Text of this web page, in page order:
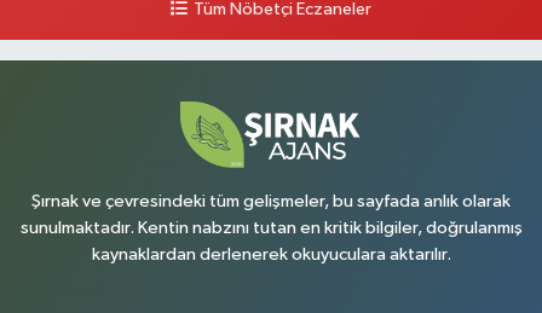
Tüm Nöbetçi Eczaneler
Şırnak ve çevresindeki tüm gelişmeler, bu sayfada anlık olarak
sunulmaktadır. Kentin nabzını tutan en kritik bilgiler, doğrulanmış
kaynaklardan derlenerek okuyuculara aktarılır.